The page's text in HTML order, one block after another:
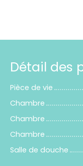
Détail des
Pièce de vie
Chambre
Chambre
Chambre
Salle de douche